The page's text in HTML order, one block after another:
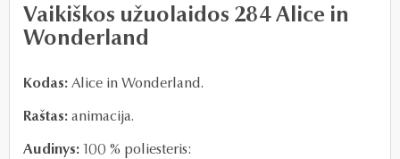
Vaikiškos užuolaidos 284 Alice in
Wonderland
Kodas: Alice in Wonderland.
Raštas: animacija.
Audinys: 100 % poliesteris: